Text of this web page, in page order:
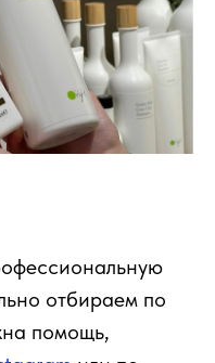
отбираем по
помощь,